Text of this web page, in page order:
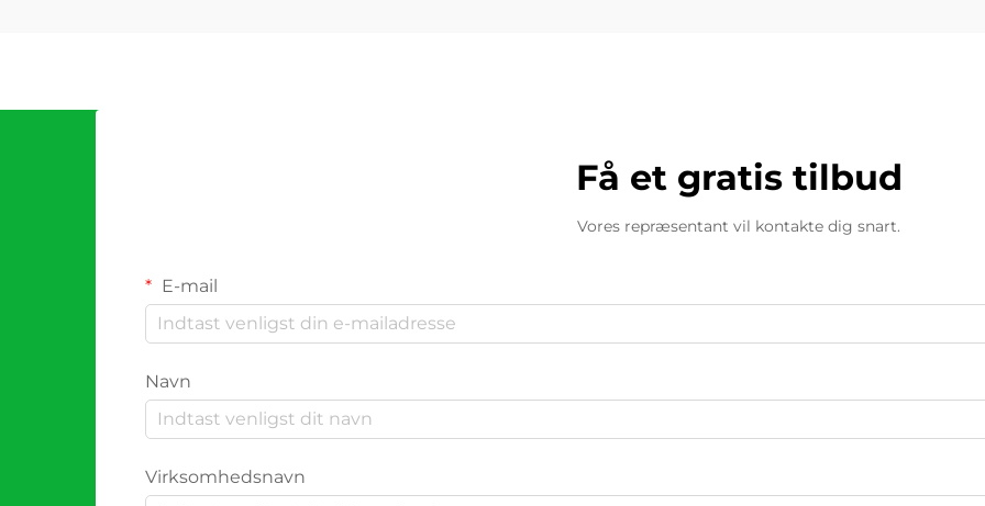
Få et gratis tilbud
Vores repræsentant vil kontakte dig snart.
E-mail
Navn
Virksomhedsnavn